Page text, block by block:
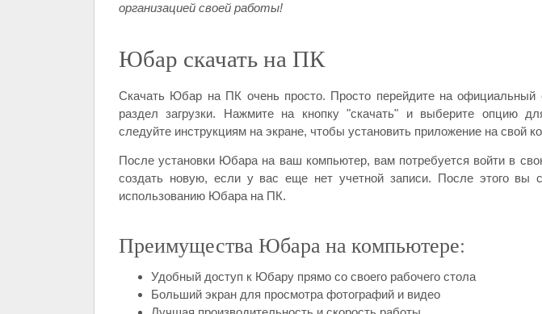
организацией своей работы!
Юбар скачать на ПК
Скачать Юбар на ПК очень просто. Просто перейдите на
раздел загрузки. Нажмите на кнопку "скачать" и выберите опцию
следуйте инструкциям на экране, чтобы установить приложение на свой
После установки Юбара на ваш компьютер, вам потребуется войти в
создать новую, если у вас еще нет учетной записи. После этого вы
использованию Юбара на ПК.
Преимущества Юбара на компьютере:
Удобный доступ к Юбару прямо со своего рабочего стола
Больший экран для просмотра фотографий и видео